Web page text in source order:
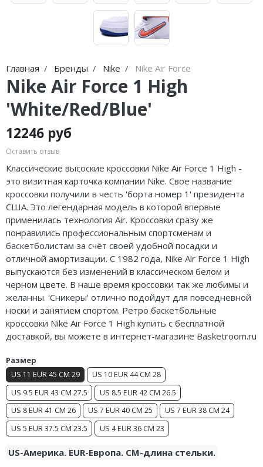
Главная Бренды Nike Nike Air Force
Nike Air Force 1 High
'White/Red/Blue'
12246 руб
Оставить отзыв
Классические высоские кроссовки Nike Air Force 1 High -
это визитная карточка компании Nike. Свое название
кроссовки получили в честь 'борта номер 1' президента
США. Это легендарная модель в которой впервые
применилась технология Air. Кроссовки сразу же
понравились профессиональным спортсменам и
баскетболистам за счёт своей удобной посадки и
отличной амортизации. С 1982 года, Nike Air Force 1 High
выпускаются без изменений в классическом белом и
черном цвете. В наше время кроссовки так же любимы и
желанны. 'Сникеры' отлично подойдут для повседневной
носки и занятием спортом. Ретро баскетбольные
кроссовки Nike Air Force 1 High купить с бесплатной
доставкой, вы можете в интернет-магазине Basketroom.ru
Размер
US 11 EUR 45 CM 29
US 10 EUR 44 CM 28
US 9.5 EUR 43 CM 27.5
US 8.5 EUR 42 CM 26.5
US 8 EUR 41 CM 26
US 7 EUR 40 CM 25
US 7 EUR 38 CM 24
US 5 EUR 37.5 CM 23.5
US 4 EUR 36 CM 23
US-Америка. EUR-Европа. CM-длина стельки.
Air Jordan 40
Air Jordan 39
Air Jordan 38
Air Jordan 37
Air Jordan 36
Air Jordan 1
Air Jordan 3
Air Jordan 4
Air Jordan 5
Air Jordan 6
Air Jordan 7
Air Jordan 11
Air Jordan 12
Air Jordan 13
Air Jordan 14
Nike Blazer
Nike P-6000
Nike Initiator
Nike Pegasus
Nike Precision
Nike Hyperdunk
Nike Hyperset
Nike Cosmic Unity
Nike Air Deldon
Nike Sabrina
Nike A’ja
Nike GT
Nike Ja
Nike Book
Nike LeBron
adidas Handball
adidas Adistar
adidas adiFOM
adidas Adizero
adidas Harden
adidas Dame
adidas AE
Adidas Yeezy Boost 350 V2
HOKA
A Bathing Ape
Travis Scott
Converse
Old Order
LACOSTE
The North Face